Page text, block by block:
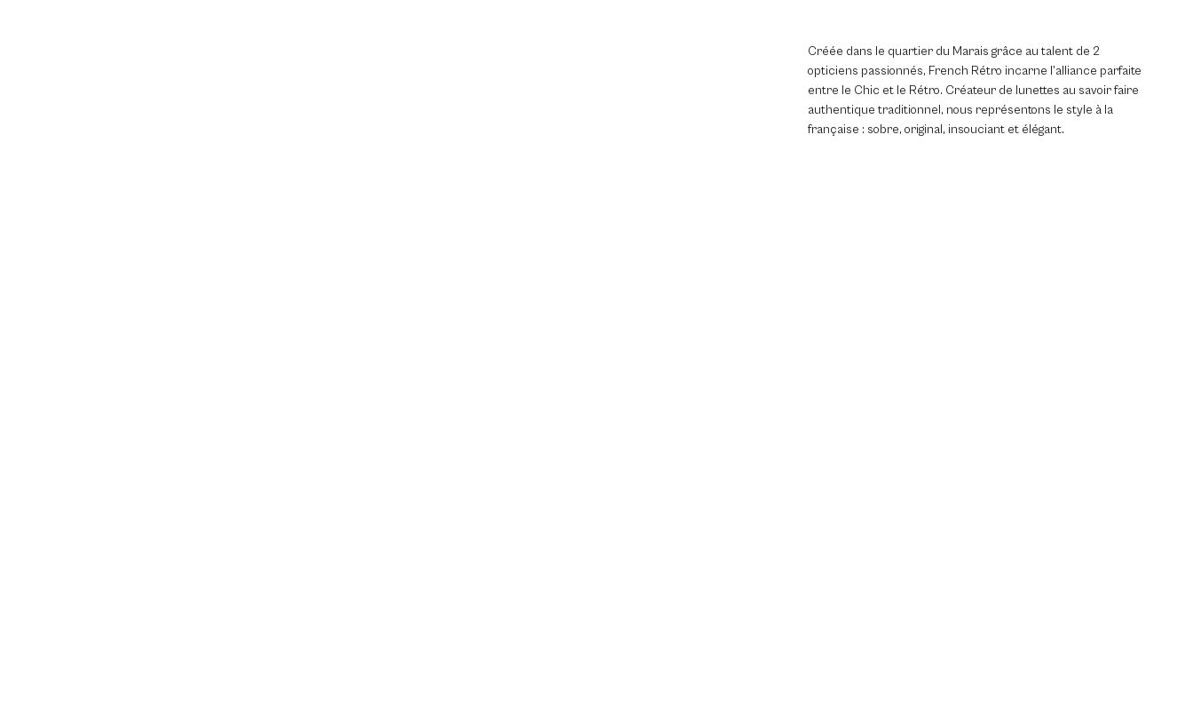
Créée dans le quartier du Marais grâce au talent de 2
opticiens passionnés, French Rétro incarne l’alliance parfaite
entre le Chic et le Rétro. Créateur de lunettes au savoir faire
authentique traditionnel, nous représentons le style à la
française : sobre, original, insouciant et élégant.